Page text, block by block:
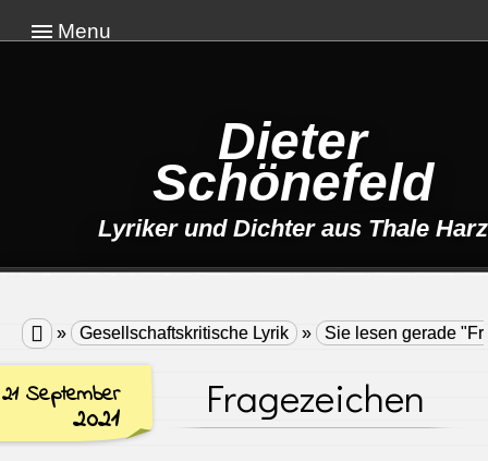
Menu
Dieter
Schönefeld
Lyriker und Dichter aus Thale Harz
 » Gesellschaftskritische Lyrik » Sie lesen gerade
21 September
2021 Fragezeichen